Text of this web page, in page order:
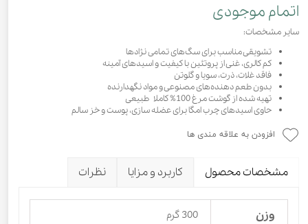
اتمام موجودی
سایر مشخصات:
تشویقی مناسب برای سگ‌های تمامی نژادها
کم کالری، غنی از پروتئین با کیفیت و اسیدهای آمینه
فاقد غلات، ذرت، سویا و گلوتن
بدون طعم دهنده‌های مصنوعی و مواد نگهدارنده
تهیه شده از گوشت مرغ 100% کاملا طبیعی
حاوی اسیدهای چرب امگا برای عضله سازی، پوست و خز سالم
افزودن به علاقه مندی ها
مشخصات محصول کاربرد و مزایا نظرات
وزن 300 گرم